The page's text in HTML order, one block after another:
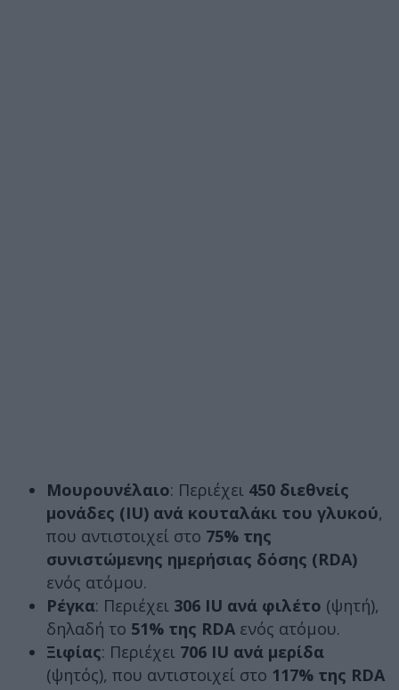
Μουρουνέλαιο: Περιέχει 450 διεθνείς
μονάδες (IU) ανά κουταλάκι του γλυκού,
που αντιστοιχεί στο 75% της
συνιστώμενης ημερήσιας δόσης (RDA)
ενός ατόμου.
Ρέγκα: Περιέχει 306 IU ανά φιλέτο (ψητή),
δηλαδή το 51% της RDA ενός ατόμου.
Ξιφίας: Περιέχει 706 IU ανά μερίδα
(ψητός), που αντιστοιχεί στο 117% της RDA